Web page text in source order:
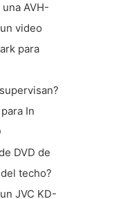
AVH-
video
para
In
DVD de
techo?
JVC KD-